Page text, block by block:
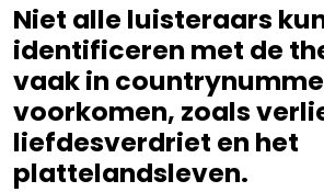
Niet alle luisteraars
identificeren met de
vaak in
voorkomen, zoals
liefdesverdriet en het
plattelandsleven.